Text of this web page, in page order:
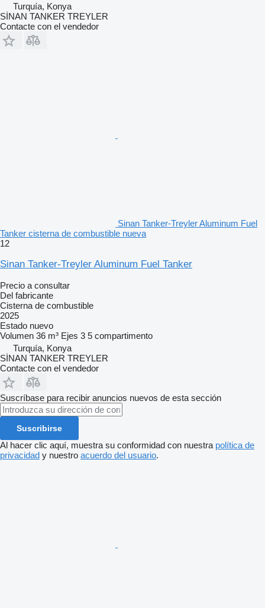
Turquía, Konya
SİNAN TANKER TREYLER
Contacte con el vendedor
Sinan Tanker-Treyler Aluminum Fuel
Tanker cisterna de combustible nueva
12
Sinan Tanker-Treyler Aluminum Fuel Tanker
Precio a consultar
Del fabricante
Cisterna de combustible
2025
Estado nuevo
Volumen 36 m³ Ejes 3 5 compartimento
Turquía, Konya
SİNAN TANKER TREYLER
Contacte con el vendedor
Suscríbase para recibir anuncios nuevos de esta sección
Suscribirse
Al hacer clic aquí, muestra su conformidad con nuestra política de
privacidad y nuestro acuerdo del usuario.